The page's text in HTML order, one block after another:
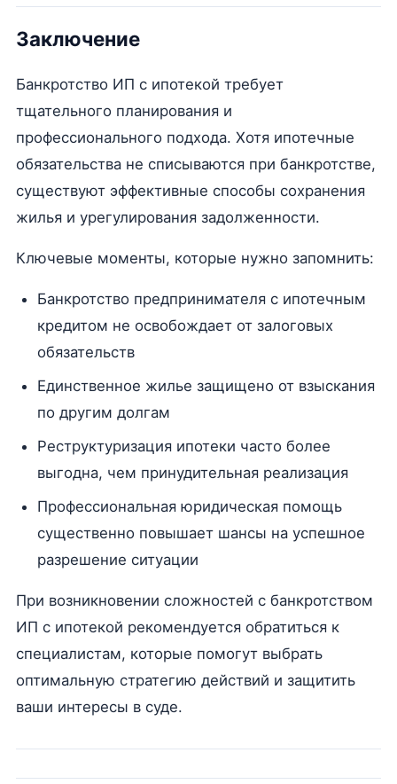
Заключение
Банкротство ИП с ипотекой требует
тщательного планирования и
профессионального подхода. Хотя ипотечные
обязательства не списываются при банкротстве,
существуют эффективные способы сохранения
жилья и урегулирования задолженности.
Ключевые моменты, которые нужно запомнить:
Банкротство предпринимателя с ипотечным
кредитом не освобождает от залоговых
обязательств
Единственное жилье защищено от взыскания
по другим долгам
Реструктуризация ипотеки часто более
выгодна, чем принудительная реализация
Профессиональная юридическая помощь
существенно повышает шансы на успешное
разрешение ситуации
При возникновении сложностей с банкротством
ИП с ипотекой рекомендуется обратиться к
специалистам, которые помогут выбрать
оптимальную стратегию действий и защитить
ваши интересы в суде.